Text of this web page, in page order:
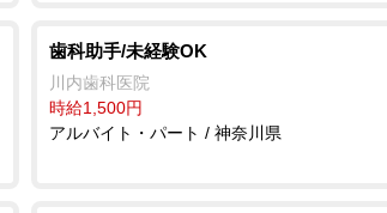
歯科助手/未経験OK
川内歯科医院
時給1,500円
アルバイト・パート / 神奈川県